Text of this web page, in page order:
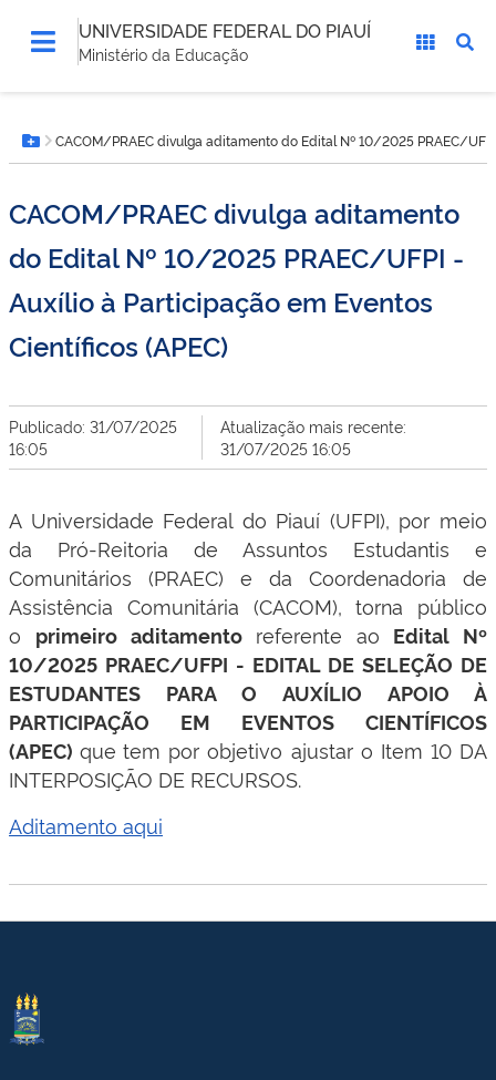
UNIVERSIDADE FEDERAL DO PIAUÍ
Ministério da Educação
está
aqui:Botão Menu
CACOM/PRAEC divulga aditamento do Edital Nº 10/2025 PRAEC/
CACOM/PRAEC divulga aditamento
do Edital Nº 10/2025 PRAEC/UFPI -
Auxílio à Participação em Eventos
Científicos (APEC)
Publicado: 31/07/2025
16:05
Atualização mais recente:
31/07/2025 16:05
A Universidade Federal do Piauí (UFPI), por meio
da Pró-Reitoria de Assuntos Estudantis e
Comunitários (PRAEC) e da Coordenadoria de
Assistência Comunitária (CACOM), torna público
o primeiro aditamento referente ao Edital Nº
10/2025 PRAEC/UFPI - EDITAL DE SELEÇÃO DE
ESTUDANTES PARA O AUXÍLIO APOIO À
PARTICIPAÇÃO EM EVENTOS CIENTÍFICOS
(APEC) que tem por objetivo ajustar o Item 10 DA
INTERPOSIÇÃO DE RECURSOS.
Aditamento aqui